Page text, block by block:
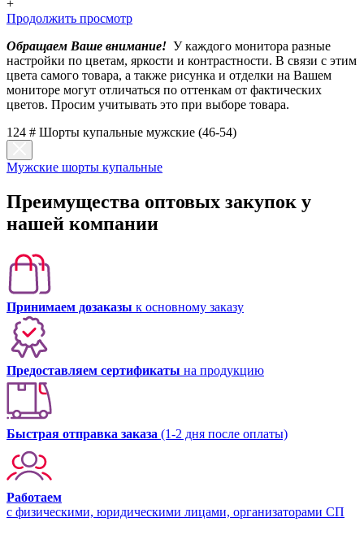
+
Продолжить просмотр
Обращаем Ваше внимание! У каждого монитора разные
настройки по цветам, яркости и контрастности. В связи с этим
цвета самого товара, а также рисунка и отделки на Вашем
мониторе могут отличаться по оттенкам от фактических
цветов. Просим учитывать это при выборе товара.
124 # Шорты купальные мужские (46-54)
Мужские шорты купальные
Преимущества оптовых закупок у
нашей компании
Принимаем дозаказы к основному заказу
Предоставляем сертификаты на продукцию
Быстрая отправка заказа (1-2 дня после оплаты)
Работаем
с физическими, юридическими лицами, организаторами СП